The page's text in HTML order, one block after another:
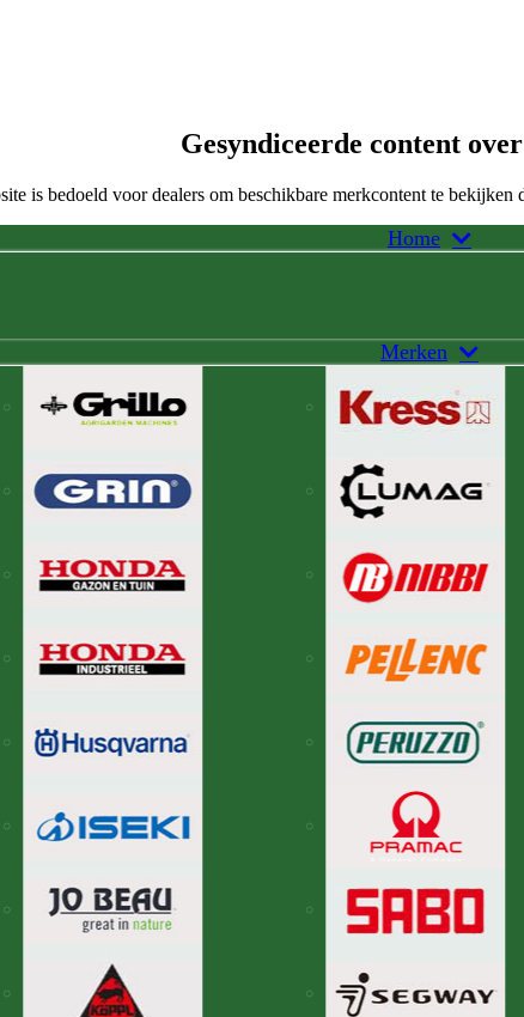
Gesyndiceerde content
is bedoeld voor dealers om beschikbare merkcontent te bekijken
Home
Merken